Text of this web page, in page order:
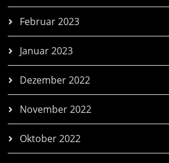
Februar 2023
Januar 2023
Dezember 2022
November 2022
Oktober 2022